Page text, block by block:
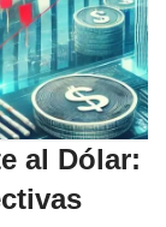
al Dólar: